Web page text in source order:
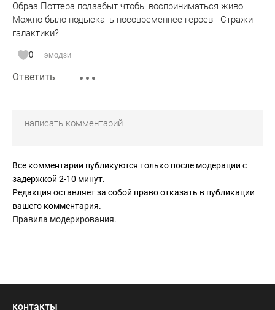
Образ Поттера подзабыт чтобы восприниматься живо.
Можно было подыскать посовременнее героев - Стражи
галактики?
0 эмодзи
Ответить
Все комментарии публикуются только после модерации с
задержкой 2-10 минут.
Редакция оставляет за собой право отказать в публикации
вашего комментария.
Правила модерирования.
контакты